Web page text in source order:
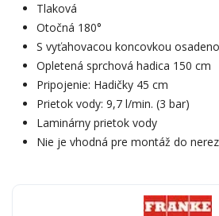
Tlaková
Otočná 180°
S vyťahovacou koncovkou
Opletená sprchová hadica 150 cm
Pripojenie: Hadičky 45 cm
Prietok vody: 9,7 l/min. (3 bar)
Laminárny prietok vody
Nie je vhodná pre montáž do